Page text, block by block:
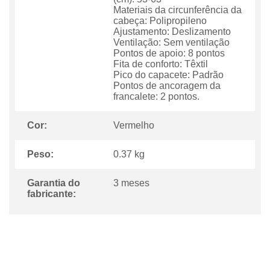
Materiais da circunferência da
cabeça: Polipropileno
Ajustamento: Deslizamento
Ventilação: Sem ventilação
Pontos de apoio: 8 pontos
Fita de conforto: Têxtil
Pico do capacete: Padrão
Pontos de ancoragem da
francalete: 2 pontos.
Cor: Vermelho
Peso: 0.37 kg
Garantia do
fabricante:
3 meses